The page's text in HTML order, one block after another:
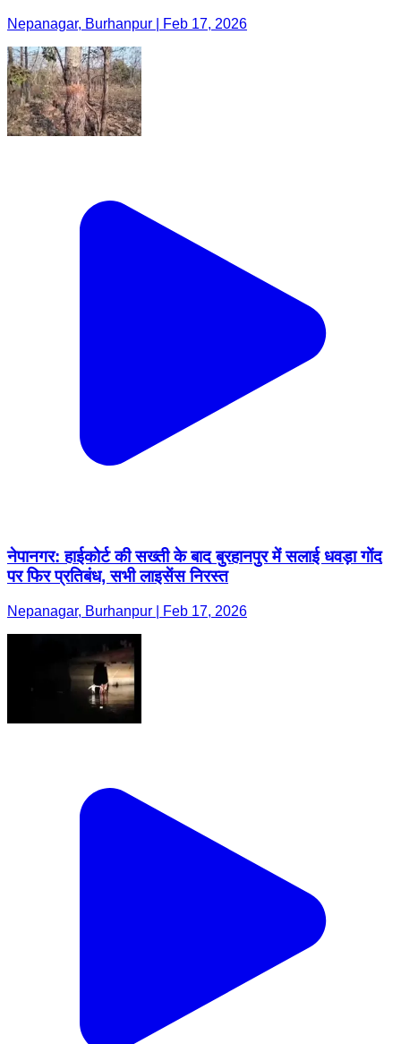
Nepanagar, Burhanpur | Feb 17, 2026
नेपानगर: हाईकोर्ट की सख्ती के बाद बुरहानपुर में सलाई धवड़ा गोंद
पर फिर प्रतिबंध, सभी लाइसेंस निरस्त
Nepanagar, Burhanpur | Feb 17, 2026